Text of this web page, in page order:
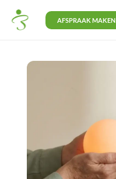
AFSPRAAK MAKEN